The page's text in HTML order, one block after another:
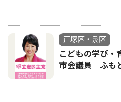
戸塚区・泉区
こどもの学び
市会議員 ふも